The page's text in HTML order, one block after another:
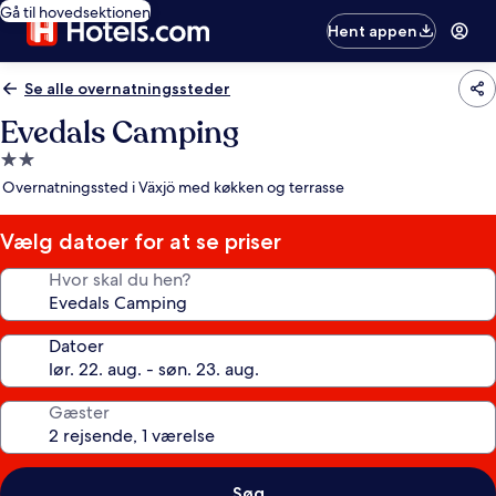
Gå til hovedsektionen
Hent appen
Se alle overnatningssteder
Evedals Camping
2.0-
stjernet
Overnatningssted i Växjö med køkken og terrasse
Vælg datoer for at se priser
Hvor skal du hen?
Datoer
Gæster